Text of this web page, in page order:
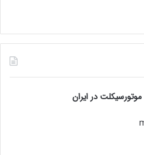
در ایران